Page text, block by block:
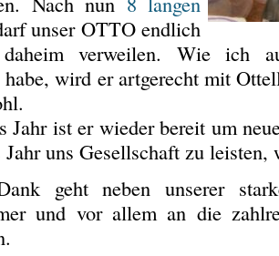
unser OTTO endlich
verweilen. Wie ich
habe, wird er artgerecht mit
Jahr ist er wieder bereit um
Jahr uns Gesellschaft zu
geht neben unserer
und vor allem an die